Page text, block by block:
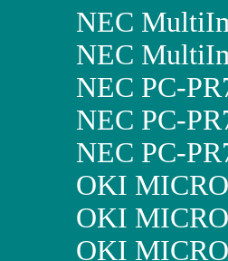
NEC
NEC
NEC PC-
NEC PC-
NEC PC-
OKI
OKI
OKI